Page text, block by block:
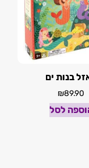
בנות ים
₪89.90
לסל